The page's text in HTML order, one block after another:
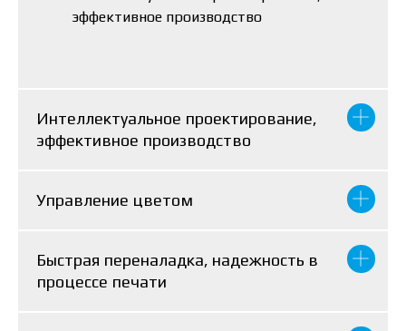
эффективное производство
Интеллектуальное проектирование,
эффективное производство
Управление цветом
Быстрая переналадка, надежность в
процессе печати